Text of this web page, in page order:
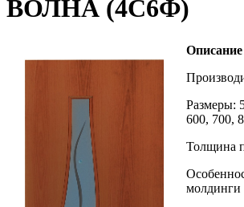
ВОЛНА (4С6Ф)
Описание
Размеры:
600, 700,
Толщина
молдинги